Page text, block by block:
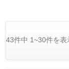
43件中 1~30件を表